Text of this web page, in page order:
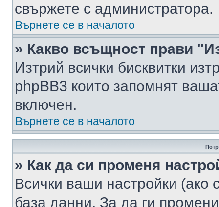
свържете с администратора.
Върнете се в началото
» Какво всъщност прави
Изтрий всички бисквитки
phpBB3 които запомнят
включен.
Върнете се в началото
» Как да си променя
Всички ваши настройки (ако
база данни. За да ги